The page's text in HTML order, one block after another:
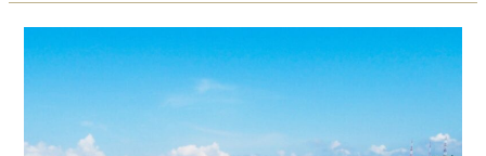
Vallarta:
lujo,
conectividad
y